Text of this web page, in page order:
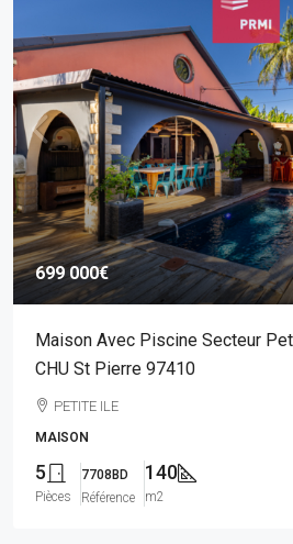
699 000€
Maison Avec Piscine Secteur
CHU St Pierre 97410
PETITE ILE
MAISON
5
Pièces
7708BD
Référence
140
m2